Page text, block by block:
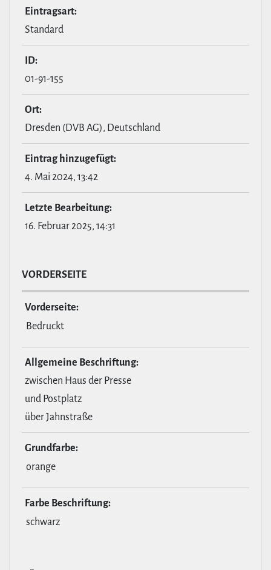
Ein­tragsart:
Standard
ID:
01-91-155
Ort:
Dresden (DVB AG), Deutschland
Eintrag hin­zu­ge­fügt:
4. Mai 2024, 13:42
Letzte Bear­bei­tung:
16. Februar 2025, 14:31
VOR­DER­SEITE
Vor­der­seite:
Bedruckt
All­ge­meine Beschrif­tung:
zwischen Haus der Presse
und Postplatz
über Jahnstraße
Grund­farbe:
orange
Farbe Beschrif­tung:
schwarz